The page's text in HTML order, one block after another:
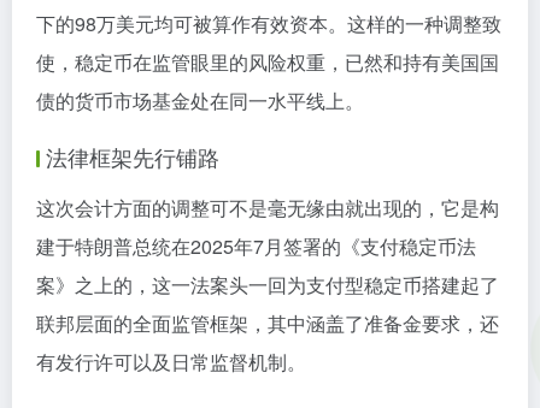
下的98万美元均可被算作有效资本。这样的一种调整致
使，稳定币在监管眼里的风险权重，已然和持有美国国
债的货币市场基金处在同一水平线上。
法律框架先行铺路
这次会计方面的调整可不是毫无缘由就出现的，它是构
建于特朗普总统在2025年7月签署的《支付稳定币法
案》之上的，这一法案头一回为支付型稳定币搭建起了
联邦层面的全面监管框架，其中涵盖了准备金要求，还
有发行许可以及日常监督机制。